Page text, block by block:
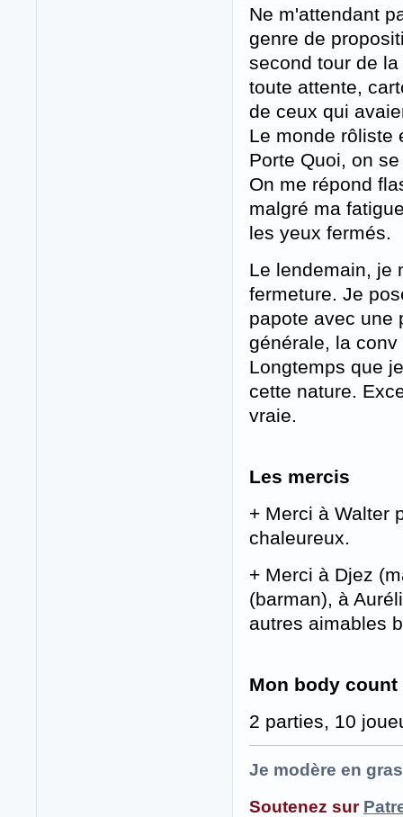
Ne m'attendant
genre de
second tour de
toute attente,
de ceux qui
Le monde rôliste
Porte Quoi, on
On me répond
malgré ma
les yeux fermés.
Le lendemain, je
fermeture. Je
papote avec une
générale, la
Longtemps que
cette nature.
vraie.
Les mercis
+ Merci à Walter
chaleureux.
+ Merci à Djez
(barman), à
autres aimables
Mon body count
2 parties, 10
Je modère en
Soutenez sur